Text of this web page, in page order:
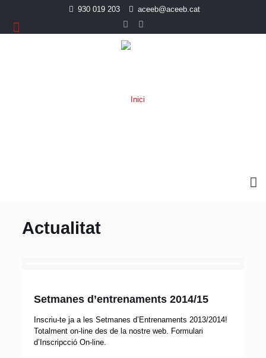
930 019 203 aceeb@aceeb.cat
Actualitat
Setmanes d’entrenaments 2014/15
Inscriu-te ja a les Setmanes d’Entrenaments 2013/2014!
Totalment on-line des de la nostre web. Formulari
d’Inscripcció On-line.